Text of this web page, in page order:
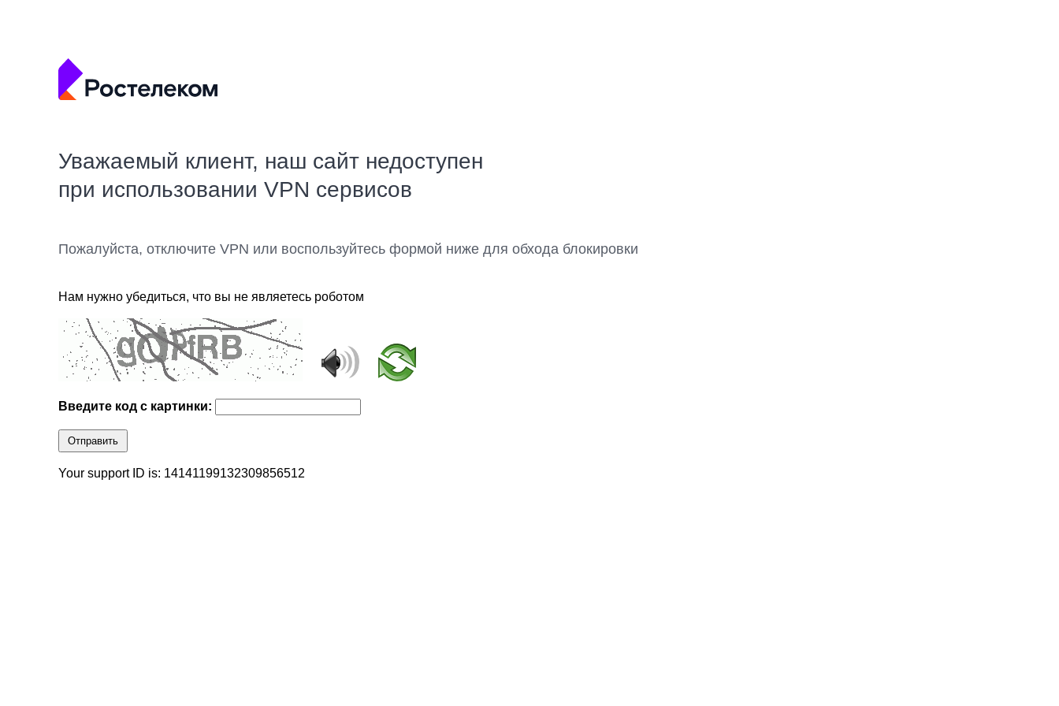
Уважаемый клиент, наш сайт недоступен
при использовании VPN сервисов
Пожалуйста, отключите VPN или воспользуйтесь формой ниже для обхода блокировки
Нам нужно убедиться, что вы не являетесь роботом
Введите код с картинки:
Отправить
Your support ID is: 14141199132309856512